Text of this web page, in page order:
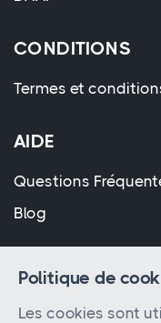
CONDITIONS
Termes et
AIDE
Questions
Blog
Politique de
Les cookies sont